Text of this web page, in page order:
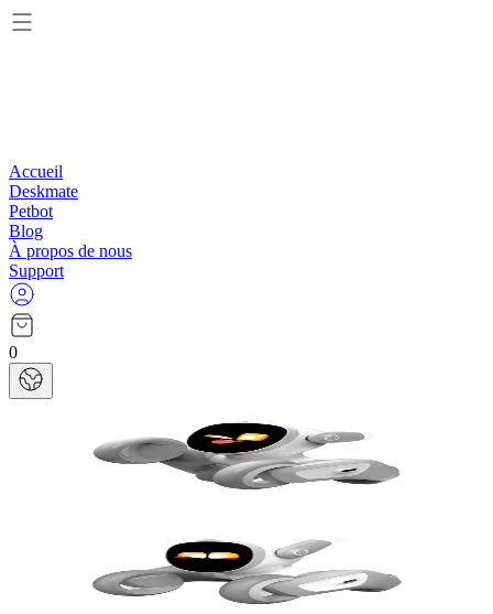
Accueil
Deskmate
Petbot
Blog
À propos de nous
Support
0